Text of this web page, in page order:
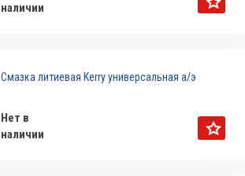
наличии
Смазка литиевая Kerry универсальная а/э
Нет в
наличии